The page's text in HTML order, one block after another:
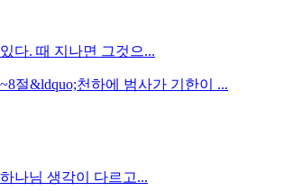
다. 때 지나면 그것으...
절&ldquo;천하에 범사가 기한이 ...
나님 생각이 다르고...